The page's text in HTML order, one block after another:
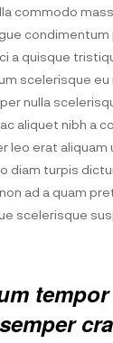
commodo
condimentum
a quisque
scelerisque eu
nulla
aliquet nibh a
leo erat aliquam
diam turpis
ad a quam
scelerisque
tempor